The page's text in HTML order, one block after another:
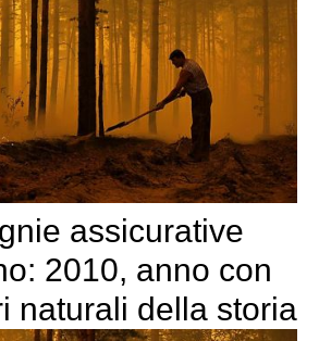
assicurative
2010, anno con
naturali della storia